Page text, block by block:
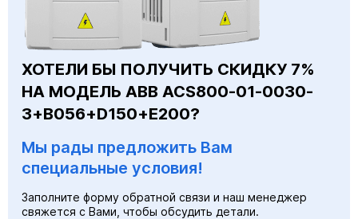
ХОТЕЛИ БЫ ПОЛУЧИТЬ СКИДКУ 7%
НА МОДЕЛЬ ABB ACS800-01-0030-
3+B056+D150+E200?
Мы рады предложить Вам
специальные условия!
Заполните форму обратной связи и наш менеджер
свяжется с Вами, чтобы обсудить детали.